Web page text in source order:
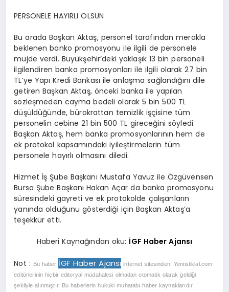
PERSONELE HAYIRLI OLSUN
Bu arada Başkan Aktaş, personel tarafından merakla
beklenen banko promosyonu ile ilgili de personele
müjde verdi. Büyükşehir’deki yaklaşık 13 bin personeli
ilgilendiren banka promosyonları ile ilgili olarak 27 bin
TL’ye Yapı Kredi Bankası ile anlaşma sağlandığını dile
getiren Başkan Aktaş, önceki banka ile yapılan
sözleşmeden cayma bedeli olarak 5 bin 500 TL
düşüldüğünde, bürokrattan temizlik işçisine tüm
personelin cebine 21 bin 500 TL gireceğini söyledi.
Başkan Aktaş, hem banka promosyonlarının hem de
ek protokol kapsamındaki iyileştirmelerin tüm
personele hayırlı olmasını diledi.
Hizmet İş Şube Başkanı Mustafa Yavuz ile Özgüvensen
Bursa Şube Başkanı Hakan Açar da banka promosyonu
süresindeki gayreti ve ek protokolde çalışanların
yanında olduğunu gösterdiği için Başkan Aktaş’a
teşekkür etti.
Haberi Kaynağından oku: İGF Haber Ajansı
Not : Bu haber İGF Haber Ajansı internet sitesinden, Yeniistiklal.com
editörlerinin hiçbir editoryal müdahalesi olmadan otomatik olarak geldiği
şekliyle alınmıştır. Bu haberlerin hukuki muhatabı haber kaynaklarıdır.